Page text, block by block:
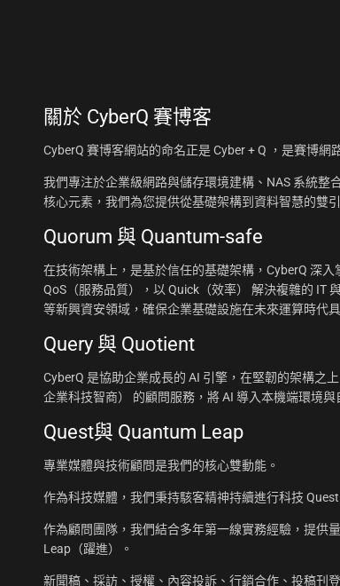
關於 CyberQ 賽博客
CyberQ 賽博客網站的命名正是 Cyber + Q ，是賽博
我們專注於企業級網路與儲存環境建構、NAS 系統整
核心元素，我們為您提供從基礎架構到資料智慧的雙引
Quorum 與 Quantum-safe
在技術架構上，是基於信任的基礎架構，CyberQ 深
QoS（服務品質），以 Quick（效率） 解決複雜的 IT
等新興資安領域，確保企業基礎設施在未來運算時代
Query 與 Quotient
CyberQ 是協助企業成長的 AI 引擎，在堅韌的架構之
企業科技智商） 的顧問服務，將 AI 導入本機端環境
Quest與 Quantum Leap
專業媒體與技術顧問是我們的核心雙動能。
作為科技媒體，我們秉持駭客精神持續進行科技
作為顧問團隊，我們結合多年第一線實務經驗，提供
Leap（躍進）。
新聞稿、採訪、授權、內容投訴、行銷合作、投稿刊登